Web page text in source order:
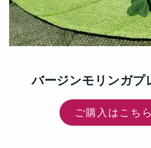
バージンモリンガプ
ご購入はこちら